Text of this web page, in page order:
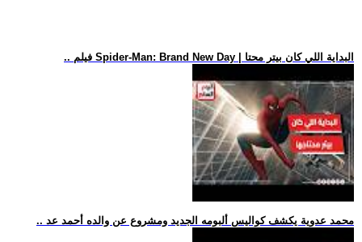
.. فيلم Spider-Man: Brand New Day | البداية اللي كان بيتر محتا
.. محمد عدوية يكشف كواليس ألبومه الجديد ومشروع عن والده أحمد عد